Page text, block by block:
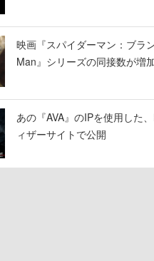
映画『スパイダーマン：ブラ
Man』シリーズの同接数が
あの『AVA』のIPを使用した
ィザーサイトで公開